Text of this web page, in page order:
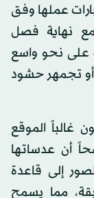
عملها وفق
مع نهاية فصل
على نحو واسع
تجمهر حشود
غالباً الموقع
أن عدساتها
إلى قاعدة
مما يسمح